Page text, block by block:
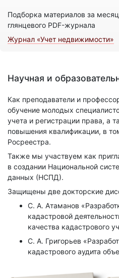
Подборка материалов за
глянцевого PDF-журнала
Журнал «Учет недвижимости»
Научная и
Как преподаватели и
обучение молодых
учета и регистрации права, а
повышения квалификации, в
Росреестра.
Также мы участвуем как
в создании Национальной
данных (НСПД).
Защищены две докторские
С. А. Атаманов
кадастровой
качества кадастрового
С. А. Григорьев
кадастрового аудита